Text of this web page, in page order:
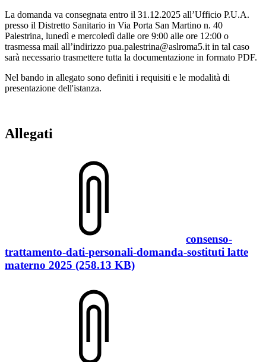
La domanda va consegnata entro il 31.12.2025 all’Ufficio P.U.A.
presso il Distretto Sanitario in Via Porta San Martino n. 40
Palestrina, lunedì e mercoledì dalle ore 9:00 alle ore 12:00 o
trasmessa mail all’indirizzo pua.palestrina@aslroma5.it in tal caso
sarà necessario trasmettere tutta la documentazione in formato PDF.
Nel bando in allegato sono definiti i requisiti e le modalità di
presentazione dell'istanza.
Allegati
consenso-
trattamento-dati-personali-domanda-sostituti latte
materno 2025 (258.13 KB)